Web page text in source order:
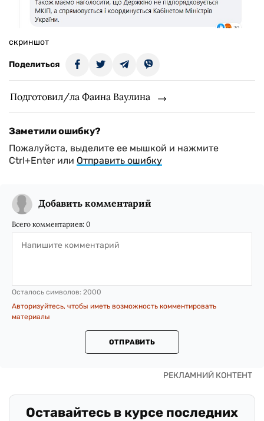
скриншот
Поделиться
Подготовил/ла Фаина Ваулина
Заметили ошибку?
Пожалуйста, выделите ее мышкой и нажмите
Ctrl+Enter или Отправить ошибку
Добавить комментарий
Всего комментариев: 0
Осталось символов: 2000
Авторизуйтесь, чтобы иметь возможность комментировать
материалы
ОТПРАВИТЬ
Оставайтесь в курсе последних